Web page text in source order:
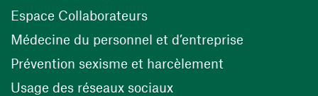
Espace Collaborateurs(opens in a new window)
Médecine du personnel et d’entreprise
Prévention sexisme et harcèlement
Usage des réseaux sociaux(opens in a new